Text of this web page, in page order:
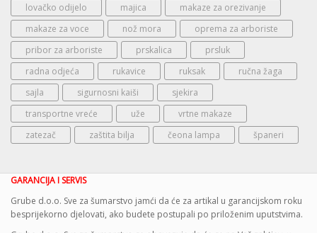
lovačko odijelo
majica
makaze za orezivanje
makaze za voce
nož mora
oprema za arboriste
pribor za arboriste
prskalica
prsluk
radna odjeća
rukavice ruksak
ručna žaga
sajla
sigurnosni kaiši
sjekira
transportne vreće
uže
vrtne makaze
zatezač
zaštita bilja čeona lampa španeri
GARANCIJA I SERVIS
Grube d.o.o. Sve za šumarstvo jamći da će za artikal u garancijskom roku
besprijekorno djelovati, ako budete postupali po priloženim uputstvima.